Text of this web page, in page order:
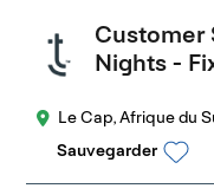
Customer
Nights -
Le Cap, Afrique du
Sauvegarder